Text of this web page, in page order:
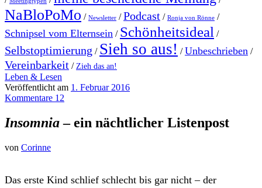
NaBloPoMo / Newsletter /Podcast / Ronja von Rönne /
Schnipsel vom Elternsein / Schönheitsideal /
Selbstoptimierung / Sieh so aus! /Unbeschrieben /
Vereinbarkeit / Zieh das an!
Leben & Lesen
Veröffentlicht am 1. Februar 2016
Kommentare 12
Insomnia– ein nächtlicher Listenpost
von Corinne
Das erste Kind schlief schlecht bis gar nicht – der